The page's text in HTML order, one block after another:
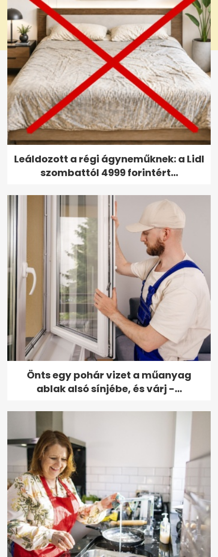
Leáldozott a régi ágyneműknek: a Lidl
szombattól 4999 forintért...
Önts egy pohár vizet a műanyag
ablak alsó sínjébe, és várj -...